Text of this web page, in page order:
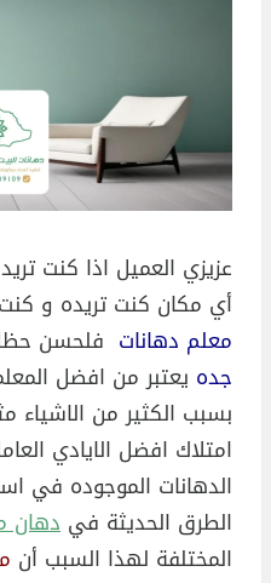
عزيزي العميل اذا كنت
أي مكان كنت تريده و
معلم دهانات فلحسن
جده يعتبر من افضل
بسبب الكثير من الاشياء
امتلاك افضل الايادي
الدهانات الموجوده في
الطرق الحديثة في دهان
المختلفة لهذا السبب أن